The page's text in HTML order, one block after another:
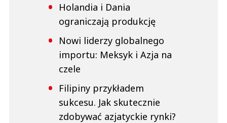
Holandia i Dania
ograniczają produkcję
Nowi liderzy globalnego
importu: Meksyk i Azja na
czele
Filipiny przykładem
sukcesu. Jak skutecznie
zdobywać azjatyckie rynki?